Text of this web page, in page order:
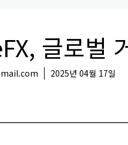
글로벌
2025년 04월 17일